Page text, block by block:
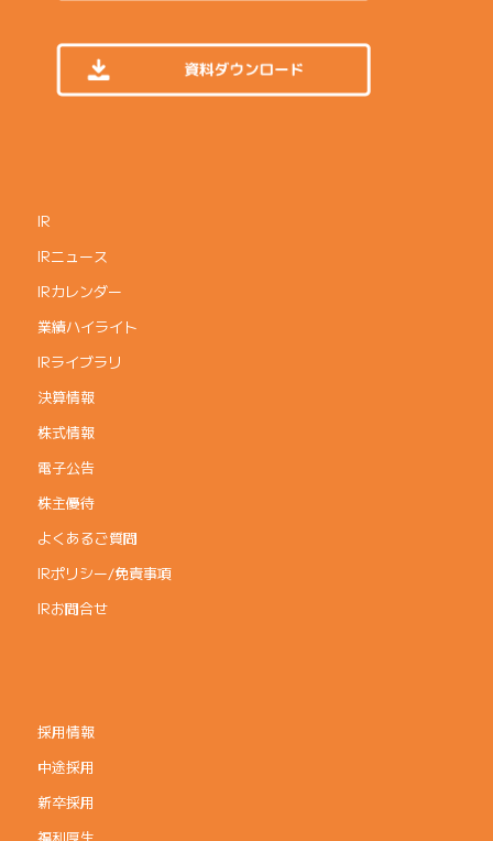
IR
IRニュース
IRカレンダー
業績ハイライト
IRライブラリ
決算情報
株式情報
電子公告
株主優待
よくあるご質問
IRポリシー/免責事項
IRお問合せ
採用情報
中途採用
新卒採用